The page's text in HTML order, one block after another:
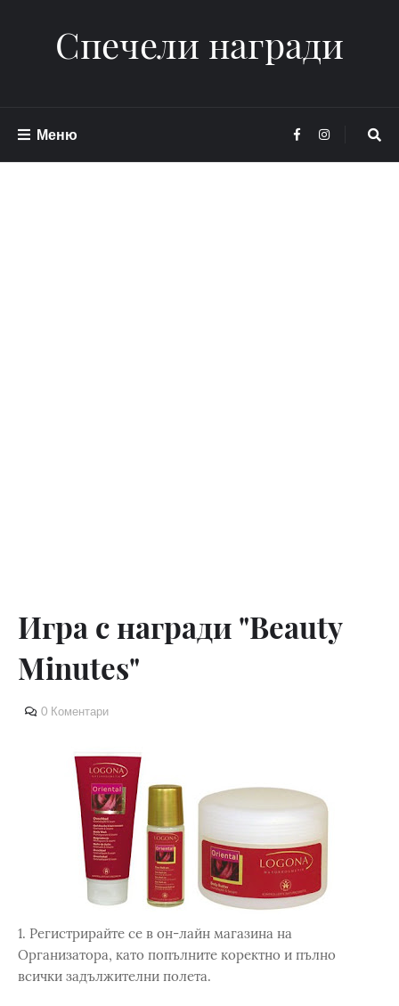
Спечели награди
Меню
Игра с награди "Beauty
Minutes"
0 Коментари
1. Регистрирайте се в он-лайн магазина на
Организатора, като попълните коректно и пълно
всички задължителни полета.